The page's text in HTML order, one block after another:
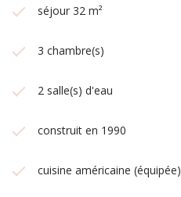
séjour 32 m²
3 chambre(s)
2 salle(s) d'eau
construit en 1990
cuisine américaine (équipée)